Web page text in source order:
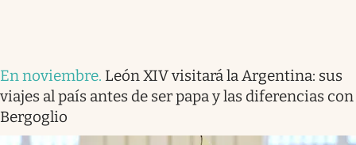
En noviembre. León XIV visitará la Argentina: sus
viajes al país antes de ser papa y las diferencias con
Bergoglio